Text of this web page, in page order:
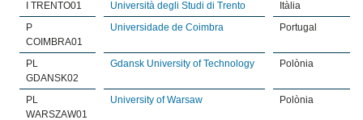
I TRENTO01
Università degli Studi di Trento
Itàlia
P
COIMBRA01
Universidade de Coimbra Portugal
PL
GDANSK02
Gdansk University of Technology Polònia
PL
WARSZAW01
University of Warsaw Polònia